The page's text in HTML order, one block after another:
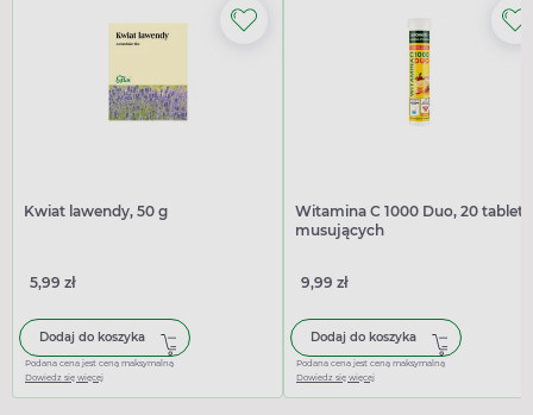
Kwiat lawendy, 50 g
5,99 zł
Dodaj do koszyka
Podana cena jest ceną maksymalną
Dowiedz się więcej
Witamina C 1000 Duo, 20
musujących
9,99 zł
Dodaj do koszyka
Podana cena jest ceną maksymalną
Dowiedz się więcej